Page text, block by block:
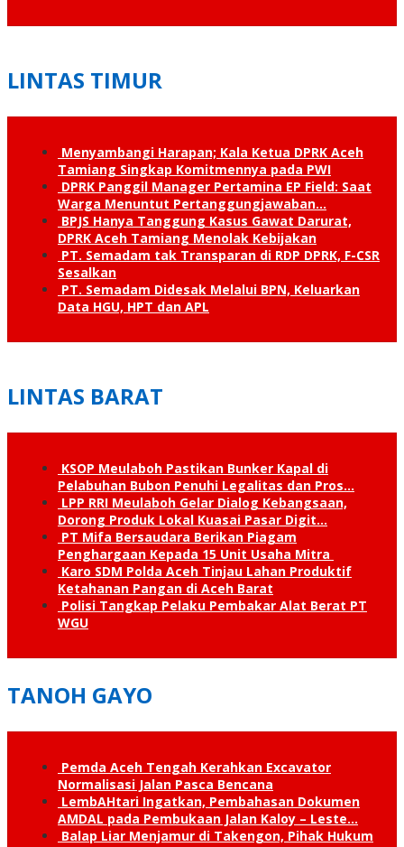
LINTAS TIMUR
Menyambangi Harapan; Kala Ketua DPRK Aceh
Tamiang Singkap Komitmennya pada PWI
DPRK Panggil Manager Pertamina EP Field: Saat
Warga Menuntut Pertanggung­jawaban…
BPJS Hanya Tanggung Kasus Gawat Darurat,
DPRK Aceh Tamiang Menolak Kebijakan
PT. Semadam tak Transparan di RDP DPRK, F-CSR
Sesalkan
PT. Semadam Didesak Melalui BPN, Keluarkan
Data HGU, HPT dan APL
LINTAS BARAT
KSOP Meulaboh Pastikan Bunker Kapal di
Pelabuhan Bubon Penuhi Legalitas dan Pros…
LPP RRI Meulaboh Gelar Dialog Kebangsaan,
Dorong Produk Lokal Kuasai Pasar Digit…
PT Mifa Bersaudara Berikan Piagam
Penghargaan Kepada 15 Unit Usaha Mitra
Karo SDM Polda Aceh Tinjau Lahan Produktif
Ketahanan Pangan di Aceh Barat
Polisi Tangkap Pelaku Pembakar Alat Berat PT
WGU
TANOH GAYO
Pemda Aceh Tengah Kerahkan Excavator
Normalisasi Jalan Pasca Bencana
LembAHtari Ingatkan, Pembahasan Dokumen
AMDAL pada Pembukaan Jalan Kaloy – Leste…
Balap Liar Menjamur di Takengon, Pihak Hukum